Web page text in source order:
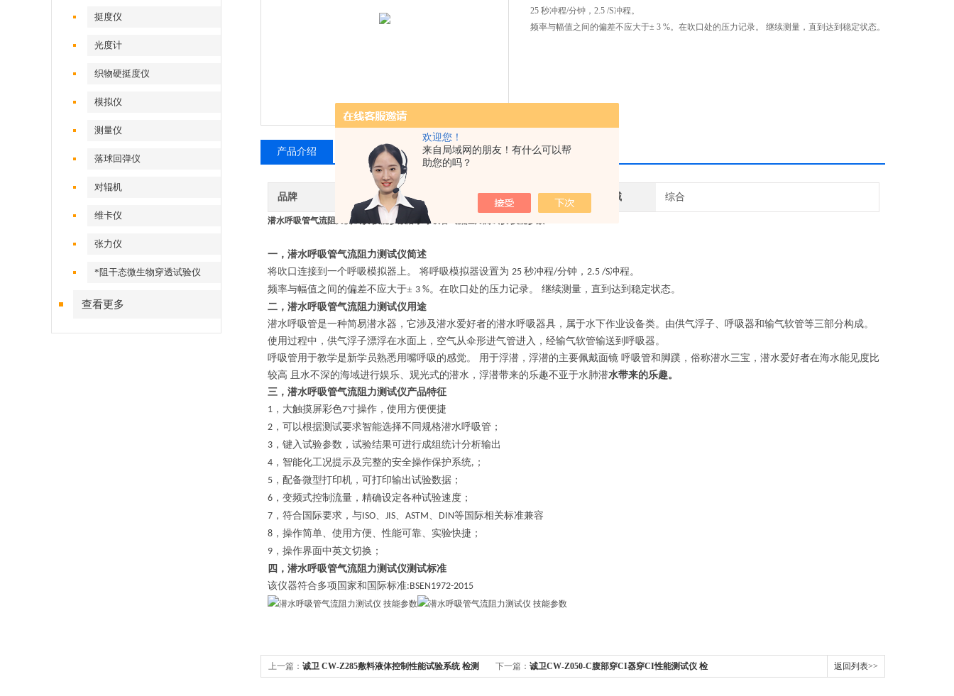
欢迎您！
来自局域网的朋友！有什么可以帮
助您的吗？
挺度仪
光度计
织物硬挺度仪
模拟仪
测量仪
落球回弹仪
对辊机
维卡仪
张力仪
*阻干态微生物穿透试验仪
查看更多
25 秒冲程/分钟，2.5 /S冲程。
频率与幅值之间的偏差不应大于± 3 %。在吹口处的压力记录。 继续测量，直到达到稳定状态。
产品介绍 相关产品 留言询价
品牌 其他品牌 应用领域 综合
潜水呼吸管气流阻力测试仪 技能参数 潜水呼吸管气流阻力测试仪 技能参数
一，潜水呼吸管气流阻力测试仪简述
将吹口连接到一个呼吸模拟器上。
将呼吸模拟器设置为 25 秒冲程/分钟， 2.5 /S冲程。
频率与幅值之间的偏差不应大于± 3 %。在吹口处的压力记录。 继续测量，直到达到稳定状态。
二，潜水呼吸管气流阻力测试仪用途
潜水呼吸管是一种简易潜水器，它涉及潜水爱好者的潜水呼吸器具，属于水下作业设备类。由供气浮子、呼吸器和输气软管等三部分构成。
使用过程中，供气浮子漂浮在水面上，空气从伞形进气管进入，经输气软管输送到呼吸器。
呼吸管用于教学是新学员熟悉用嘴呼吸的感觉。
用于浮潜，浮潜的主要佩戴面镜 呼吸管和脚蹼，俗称潜水三宝，潜水爱好者在海水能见度比
较高 且水不深的海域进行娱乐、观光式的潜水，浮潜带来的乐趣不亚于水肺潜水带来的乐趣。
三，潜水呼吸管气流阻力测试仪产品特征
1 ， 大触摸屏彩色7寸操作，使用方便便捷
2 ， 可以根据测试要求智能选择不同规格潜水呼吸管 ；
3 ， 键入试验参数，试验结果可进行成组统计分析输出
4 ， 智能化工况提示及完整的安全操作保护系统, ；
5 ， 配备微型打印机，可打印输出试验数据 ；
6 ，变频式控制流量 ，精确设定各种试验速度 ；
7 ， 符合国际要求，与ISO、 JIS、 ASTM、 DIN等国际相关标准兼容
8 ， 操作简单、使用方便、性能可靠、实验快捷 ；
9 ，操作界面中英文切换；
四，潜水呼吸管气流阻力测试仪测试标准
该仪器符合多项国家和国际标准:BSEN1972-2015
上一篇： 诚卫 CW-Z285敷料液体控制性能试验系统 检测 下一篇： 诚卫CW-Z050-C腹部穿CI器穿CI性能测试仪 检 返回列表>>